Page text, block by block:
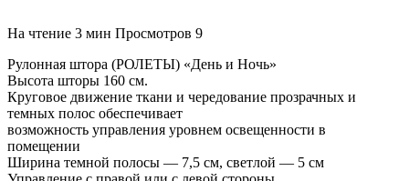
На чтение 3 мин Просмотров 9
Рулонная штора (РОЛЕТЫ) «День и Ночь»
Высота шторы 160 см.
Круговое движение ткани и чередование прозрачных и
темных полос обеспечивает
возможность управления уровнем освещенности в
помещении
Ширина темной полосы — 7,5 см, светлой — 5 см